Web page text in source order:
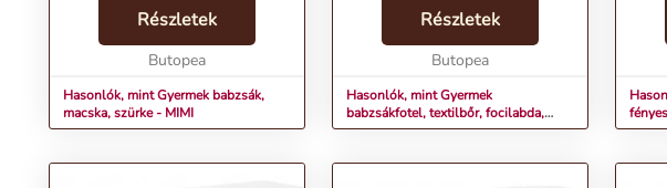
számára, akik imádják az állatokat
és szeretik a
kényelmet.Termékjellemzők:...
Részletek
Butopea
Hasonlók, mint Gyermek babzsák,
macska, szürke - MIMI
választás gyerekek számára, akik
szeretnek kényelmesen ülni és
pihenni.Termé...
Részletek
Butopea
Hasonlók, mint Gyermek
babzsákfotel, textilbőr, focilabda,
fekete-fehér - FOOT